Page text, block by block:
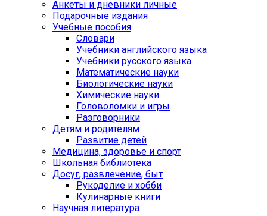
Анкеты и дневники личные
Подарочные издания
Учебные пособия
Словари
Учебники английского языка
Учебники русского языка
Математические науки
Биологические науки
Химические науки
Головоломки и игры
Разговорники
Детям и родителям
Развитие детей
Медицина, здоровье и спорт
Школьная библиотека
Досуг, развлечение, быт
Рукоделие и хобби
Кулинарные книги
Научная литература